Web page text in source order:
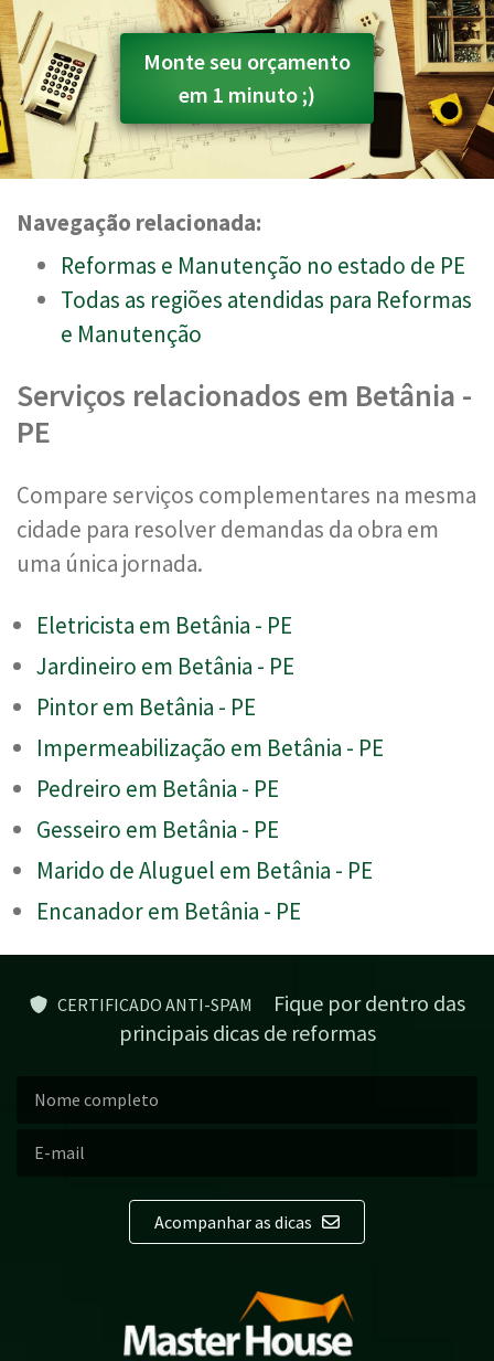
Monte seu orçamento
em 1 minuto ;)
Navegação relacionada:
Reformas e Manutenção no estado de PE
Todas as regiões atendidas para Reformas
e Manutenção
Serviços relacionados em Betânia -
PE
Compare serviços complementares na mesma
cidade para resolver demandas da obra em
uma única jornada.
Eletricista em Betânia - PE
Jardineiro em Betânia - PE
Pintor em Betânia - PE
Impermeabilização em Betânia - PE
Pedreiro em Betânia - PE
Gesseiro em Betânia - PE
Marido de Aluguel em Betânia - PE
Encanador em Betânia - PE
CERTIFICADO ANTI-SPAM
Fique por dentro das
principais dicas de reformas
Acompanhar as dicas